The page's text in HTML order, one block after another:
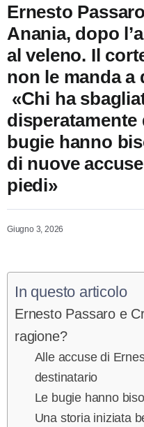
Ernesto
Anania, dopo
al veleno. Il
non le manda a
«Chi ha
bugie hanno
di nuove
piedi»
Giugno 3, 2026
In questo articolo
Ernesto Passaro e
ragione?
Alle accuse di
destinatario
Le bugie hanno
Una storia iniziata